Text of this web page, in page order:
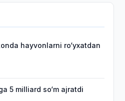
hayvonlarni ro‘yxatdan
5 milliard so‘m ajratdi